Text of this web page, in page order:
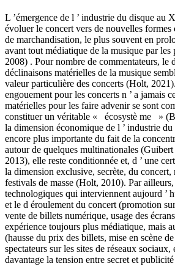
L ’émergence de l ’ industrie du disque au
évoluer le concert vers de nouvelles formes
de marchandisation, le plus souvent en
avant tout médiatique de la musique par les
2008) . Pour nombre de commentateurs, le
déclinaisons matérielles de la musique
valeur particulière des concerts (Holt,
engouement pour les concerts n ’ a jamais
matérielles pour les faire advenir se sont
constituer un véritable « écosystè me »
la dimension économique de l ’ industrie du
encore plus importante du fait de la
autour de quelques multinationales
2013), elle reste conditionnée et, d ’ une
la dimension exclusive, secrète, du concert,
festivals de masse (Holt, 2010). Par
technologiques qui interviennent aujourd ’
et le d éroulement du concert (promotion
vente de billets numérique, usage des
expérience toujours plus médiatique, mais
(hausse du prix des billets, mise en scène
spectateurs sur les sites de réseaux
davantage la tension entre secret et publicité